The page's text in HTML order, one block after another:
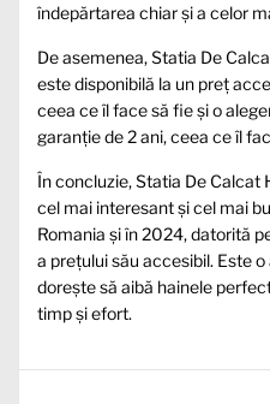
îndepărtarea chiar și a celor
De asemenea, Statia De
este disponibilă la un preț
ceea ce îl face să fie și o
garanție de 2 ani, ceea ce îl
În concluzie, Statia De
cel mai interesant și cel mai
Romania și în 2024, datorită
a prețului său accesibil. Este
dorește să aibă hainele
timp și efort.